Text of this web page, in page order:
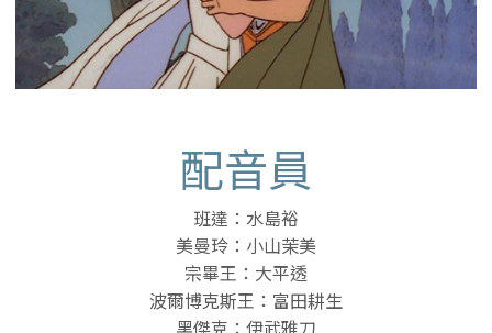
配音員
班達：水島裕
美曼玲：小山茉美
宗畢王：大平透
波爾博克斯王：富田耕生
黑傑克：伊武雅刀